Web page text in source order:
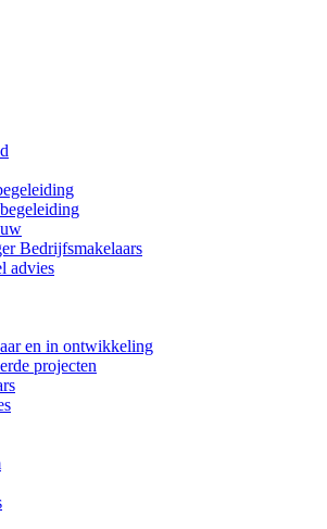
Bedrijfsmakelaars
advies
en in ontwikkeling
projecten